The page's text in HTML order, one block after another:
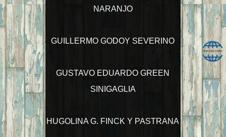
NARANJO
GUILLERMO GODOY SEVERINO
GUSTAVO EDUARDO GREEN
SINIGAGLIA
HUGOLINA G. FINCK Y PASTRANA